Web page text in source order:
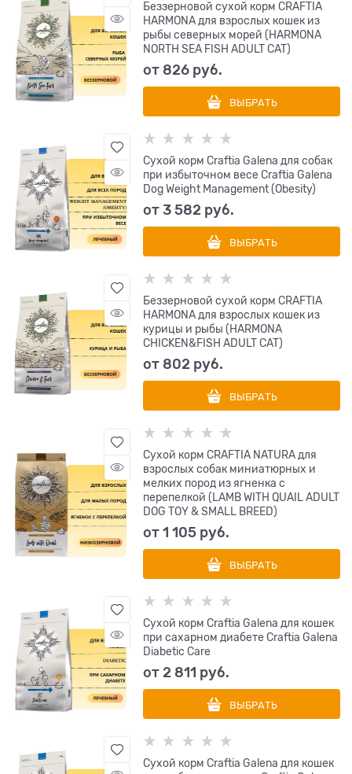
Беззерновой сухой корм CRAFTIA
HARMONA для взрослых кошек из
рыбы северных морей (HARMONA
NORTH SEA FISH ADULT CAT)
от 826 руб.
ВЫБРАТЬ
Сухой корм Craftia Galena для собак
при избыточном весе Craftia Galena
Dog Weight Management (Obesity)
от3 582 руб.
ВЫБРАТЬ
Беззерновой сухой корм CRAFTIA
HARMONA для взрослых кошек из
курицы и рыбы (HARMONA
CHICKEN&FISH ADULT CAT)
от 802 руб.
ВЫБРАТЬ
Сухой корм CRAFTIA NATURA для
взрослых собак миниатюрных и
мелких пород из ягненка с
перепелкой (LAMB WITH QUAIL ADULT
DOG TOY & SMALL BREED)
от1 105 руб.
ВЫБРАТЬ
Сухой корм Craftia Galena для кошек
при сахарном диабете Craftia Galena
Diabetic Сare
от2 811 руб.
ВЫБРАТЬ
Сухой корм Craftia Galena для кошек